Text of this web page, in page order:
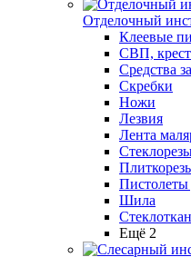
Отделочный
Клеевые
СВП,
Средства
Скребки
Ножи
Лезвия
Лента
Пистолеты
Шила
Ещё 2